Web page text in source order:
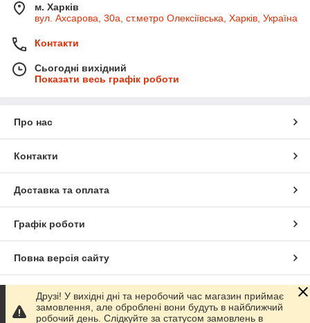
м. Харків
вул. Ахсарова, 30а, ст.метро Олексіївська, Харків, Україна
Контакти
Сьогодні вихідний
Показати весь графік роботи
Про нас
Контакти
Доставка та оплата
Графік роботи
Повна версія сайту
Сайт створено на маркетплейсі Prom.ua
Друзі! У вихідні дні та неробочий час магазин приймає
замовлення, але оброблені вони будуть в найближчий
робочий день. Слідкуйте за статусом замовлень в